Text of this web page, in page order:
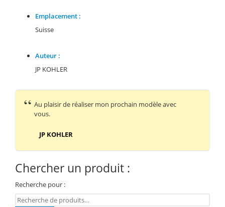
Emplacement :
Suisse
Auteur :
JP KOHLER
Au plaisir de réaliser mon prochain modèle avec
vous.
JP KOHLER
Chercher un produit :
Recherche pour :